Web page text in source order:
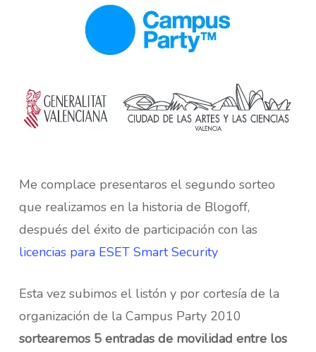
Me complace presentaros el segundo sorteo
que realizamos en la historia de Blogoff,
después del éxito de participación con las
licencias para ESET Smart Security
Esta vez subimos el listón y por cortesía de la
organización de la Campus Party 2010
sortearemos 5 entradas de movilidad entre los